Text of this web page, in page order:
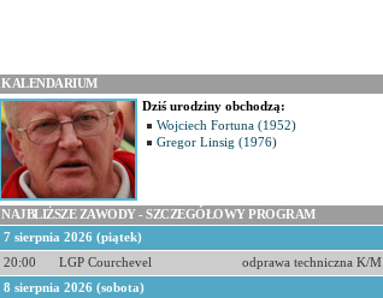
KALENDARIUM
Dziś urodziny obchodzą:
Wojciech Fortuna (1952)
Gregor Linsig (1976)
NAJBLIŻSZE ZAWODY - SZCZEGÓŁOWY PROGRAM
7 sierpnia 2026 (piątek)
20:00
LGP Courchevel
odprawa techniczna K/M
8 sierpnia 2026 (sobota)